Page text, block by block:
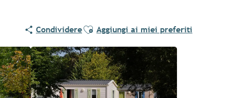
CondividereAjouter aux favoris
Aggiungi ai miei preferiti